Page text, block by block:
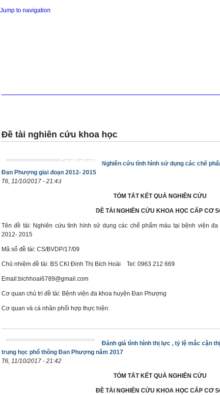
Jump to navigation
Sơ đồ tổ chức
Hoạt động chỉ đạo tuyến
Tin tức
Đề tài nghiên cứu khoa học
Nghiên cứu tình hình sử dụng các chế
Đan Phượng giai đoạn 2012- 2015
T6, 11/10/2017 - 21:43
TÓM TẮT KẾT QUẢ NGHIÊN CỨU
ĐỀ TÀI NGHIÊN CỨU KHOA HỌC CẤP CƠ
Tên đề tài: Nghiên cứu tình hình sử dụng các chế phẩm máu tại bệnh viện
2012- 2015
Mã số đề tài: CS/BVDP/17/09
Chủ nhiệm đề tài: BS CKI Đinh Thị Bích Hoài Tel: 0963 212 669
Email:bichhoai6789@gmail.com
Cơ quan chủ trì đề tài: Bệnh viện đa khoa huyện Đan Phượng
Cơ quan và cá nhân phối hợp thực hiện:
Đánh giá tình hình thị lực , tỷ lệ mắc cận
trung học phổ thông Đan Phượng năm 2017
T6, 11/10/2017 - 21:42
TÓM TẮT KẾT QUẢ NGHIÊN CỨU
ĐỀ TÀI NGHIÊN CỨU KHOA HỌC CẤP CƠ